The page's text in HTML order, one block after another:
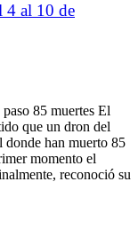
4 al 10 de
85 muertes El
que un dron del
donde han muerto 85
momento el
reconoció su